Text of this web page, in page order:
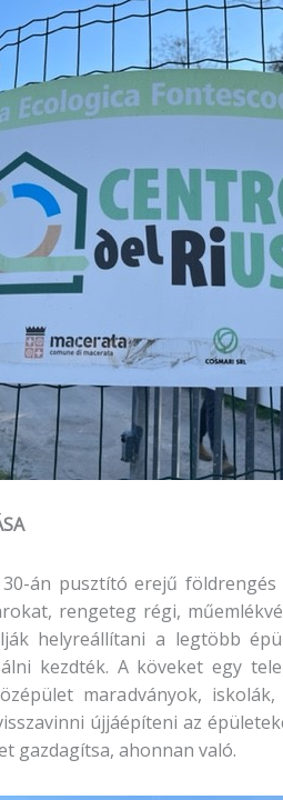
án pusztító erejű
rengeteg régi,
helyreállítani a legtöbb
kezdték. A köveket egy
maradványok,
újjáépíteni az
gazdagítsa, ahonnan való.